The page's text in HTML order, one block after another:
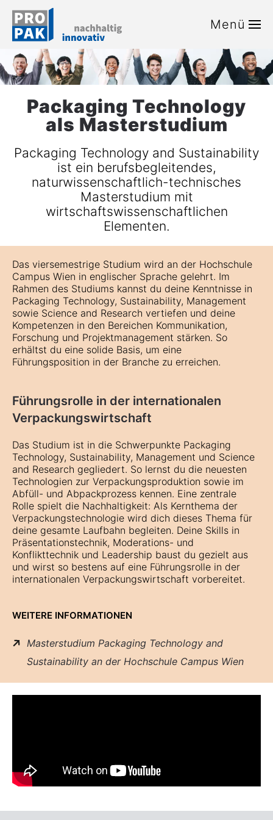
Zum Hauptinhalt springen Menü
Packaging Technology
als Masterstudium
Packaging Technology and Sustainability
ist ein berufsbegleitendes,
naturwissenschaftlich-technisches
Masterstudium mit
wirtschaftswissenschaftlichen
Elementen.
Das viersemestrige Studium wird an der Hochschule
Campus Wien in englischer Sprache gelehrt. Im
Rahmen des Studiums kannst du deine Kenntnisse in
Packaging Technology, Sustainability, Management
sowie Science and Research vertiefen und deine
Kompetenzen in den Bereichen Kommunikation,
Forschung und Projektmanagement stärken. So
erhältst du eine solide Basis, um eine
Führungsposition in der Branche zu erreichen.
Führungsrolle in der internationalen
Verpackungswirtschaft
Das Studium ist in die Schwerpunkte Packaging
Technology, Sustainability, Management und Science
and Research gegliedert. So lernst du die neuesten
Technologien zur Verpackungsproduktion sowie im
Abfüll- und Abpackprozess kennen. Eine zentrale
Rolle spielt die Nachhaltigkeit: Als Kernthema der
Verpackungstechnologie wird dich dieses Thema für
deine gesamte Laufbahn begleiten. Deine Skills in
Präsentationstechnik, Moderations- und
Konflikttechnik und Leadership baust du gezielt aus
und wirst so bestens auf eine Führungsrolle in der
internationalen Verpackungswirtschaft vorbereitet.
WEITERE INFORMATIONEN
Masterstudium Packaging Technology and
Sustainability an der Hochschule Campus Wien